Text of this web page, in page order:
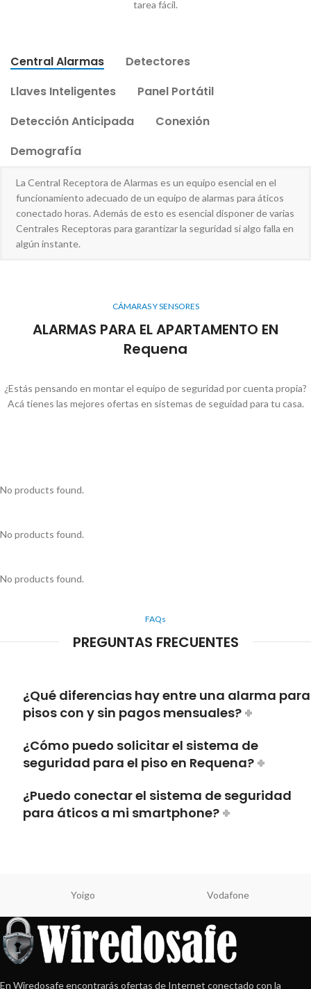
tarea fácil.
Central Alarmas
Detectores
Llaves Inteligentes
Panel Portátil
Detección Anticipada
Conexión
Demografía
La Central Receptora de Alarmas es un equipo esencial en el
funcionamiento adecuado de un equipo de alarmas para áticos
conectado horas. Además de esto es esencial disponer de varias
Centrales Receptoras para garantizar la seguridad si algo falla en
algún instante.
CÁMARAS Y SENSORES
ALARMAS PARA EL APARTAMENTO EN
Requena
¿Estás pensando en montar el equipo de seguridad por cuenta propia?
Acá tienes las mejores ofertas en sistemas de seguidad para tu casa.
No products found.
No products found.
No products found.
FAQs
PREGUNTAS FRECUENTES
¿Qué diferencias hay entre una alarma para
pisos con y sin pagos mensuales?
¿Cómo puedo solicitar el sistema de
seguridad para el piso en Requena?
¿Puedo conectar el sistema de seguridad
para áticos a mi smartphone?
Yoigo Vodafone
En Wiredosafe encontrarás ofertas de Internet conectado con la